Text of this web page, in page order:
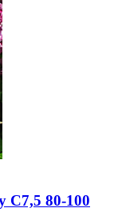
C7,5 80-100